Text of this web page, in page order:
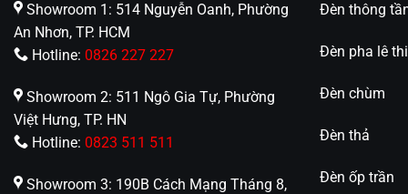
R6603
điểm
Liên
Đèn
thị
Showroom 1: 514 Nguyễn Oanh, Phường
An Nhơn, TP. HCM
Hotline: 0826 227 227
Showroom 2: 511 Ngô Gia Tự, Phường
Việt Hưng, TP. HN
Hotline: 0823 511 511
Showroom 3: 190B Cách Mạng Tháng 8,
Đèn thông
Đèn pha lê
Đèn chùm
Đèn thả
Đèn ốp trần